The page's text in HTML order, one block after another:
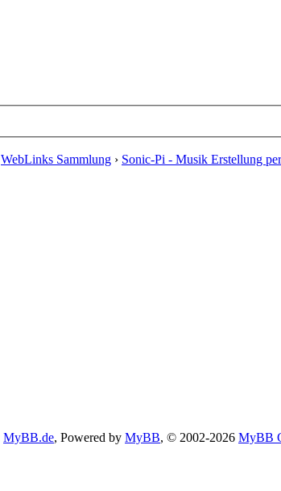
WebLinks Sammlung › Sonic-Pi - Musik Erstellung
MyBB.de, Powered by MyBB, © 2002-2026 MyBB